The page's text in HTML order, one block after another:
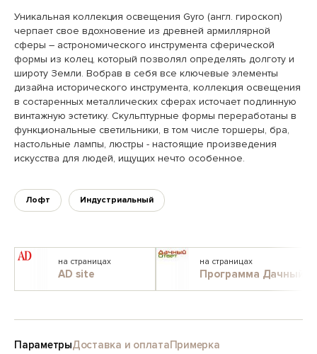
Уникальная коллекция освещения Gyro (англ. гироскоп)
черпает свое вдохновение из древней армиллярной
сферы – астрономического инструмента сферической
формы из колец, который позволял определять долготу и
широту Земли. Вобрав в себя все ключевые элементы
дизайна исторического инструмента, коллекция освещения
в состаренных металлических сферах источает подлинную
винтажную эстетику. Скульптурные формы переработаны в
функциональные светильники, в том числе торшеры, бра,
настольные лампы, люстры - настоящие произведения
искусства для людей, ищущих нечто особенное.
Лофт Индустриальный
на страницах
AD site
на страницах
Программа Дачный
ПараметрыДоставка и оплатаПримерка